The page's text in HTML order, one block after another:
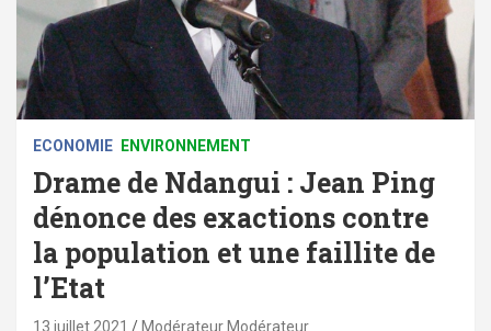
ECONOMIE ENVIRONNEMENT
Drame de Ndangui : Jean Ping
dénonce des exactions contre
la population et une faillite de
l’Etat
13 juillet 2021 Modérateur Modérateur